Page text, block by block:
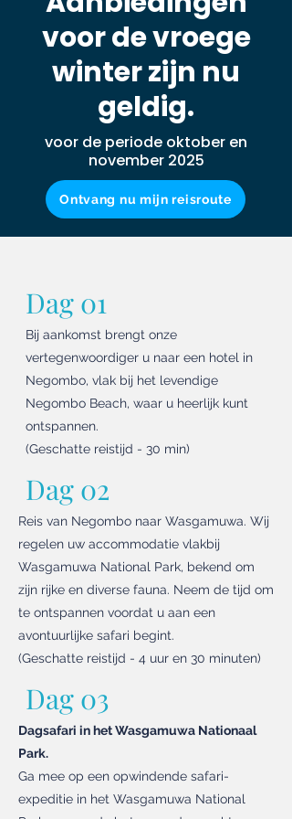
voor de vroege
winter zijn nu
geldig.
voor de periode oktober en
november 2025
Ontvang nu mijn reisroute
Dag 01
Bij aankomst brengt onze
vertegenwoordiger u naar een hotel in
Negombo, vlak bij het levendige
Negombo Beach, waar u heerlijk kunt
ontspannen.
(Geschatte reistijd - 30 min)
Dag 02
Reis van Negombo naar Wasgamuwa. Wij
regelen uw accommodatie vlakbij
Wasgamuwa National Park, bekend om
zijn rijke en diverse fauna. Neem de tijd om
te ontspannen voordat u aan een
avontuurlijke safari begint.
(Geschatte reistijd - 4 uur en 30 minuten)
Dag 03
Dagsafari in het Wasgamuwa Nationaal
Park.
Ga mee op een opwindende safari-
expeditie in het Wasgamuwa National